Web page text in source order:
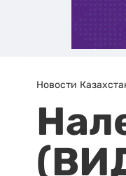
Новости